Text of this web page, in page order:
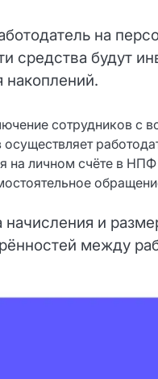
на
будут
сотрудников с
на личном счёте в НПФ
и
между